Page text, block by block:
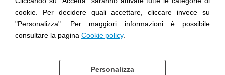
cookie. Per decidere quali accettare, cliccare invece su
"Personalizza". Per maggiori informazioni è possibile
consultare la pagina Cookie policy.
Personalizza
Società soggetta all'attività di direzione e coordinamento di Skillworks
Holding s.r.l. · Sede Legale: Via Vittorio Emanuele II 28 · Roncadelle (BS)
- C.F. 04151440981